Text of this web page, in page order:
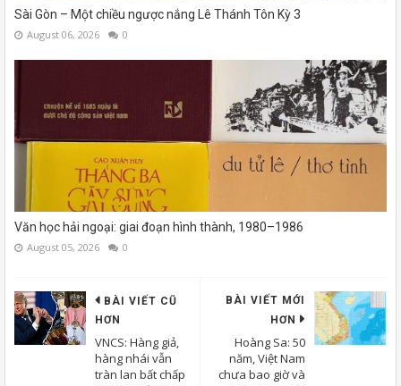
Sài Gòn – Một chiều ngược nắng Lê Thánh Tôn Kỳ 3
August 06, 2026 0
Văn học hải ngoại: giai đoạn hình thành, 1980–1986
August 05, 2026 0
BÀI VIẾT MỚI
HƠN
Hoàng Sa: 50
năm, Việt Nam
chưa bao giờ và
BÀI VIẾT CŨ
HƠN
VNCS: Hàng giả,
hàng nhái vẫn
tràn lan bất chấp